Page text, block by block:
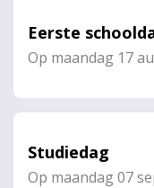
Eerste
Op maandag 17
Studiedag
Op maandag 07